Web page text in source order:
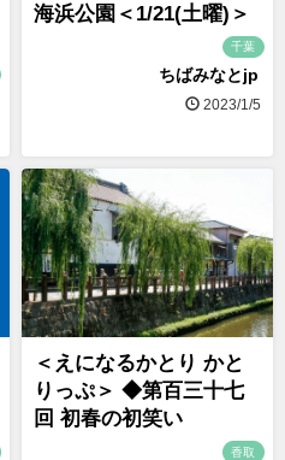
海浜公園＜1/21(土曜)＞
千葉
ちばみなとjp
2023/1/5
＜えになるかとり かと
りっぷ＞ ◆第百三十七
回 初春の初笑い
香取